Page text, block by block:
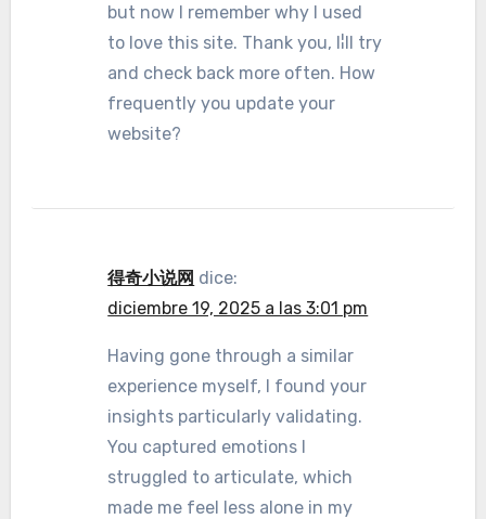
but now I remember why I used
to love this site. Thank you, I¦ll try
and check back more often. How
frequently you update your
website?
得奇小说网 dice:
diciembre 19, 2025 a las 3:01 pm
Having gone through a similar
experience myself, I found your
insights particularly validating.
You captured emotions I
struggled to articulate, which
made me feel less alone in my